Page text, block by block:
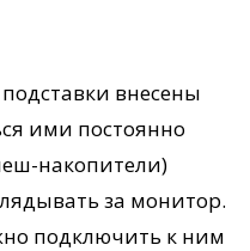
внесены
ими постоянно
накопители)
за монитор.
подключить к ним